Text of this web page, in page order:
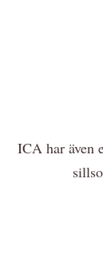
ICA har även